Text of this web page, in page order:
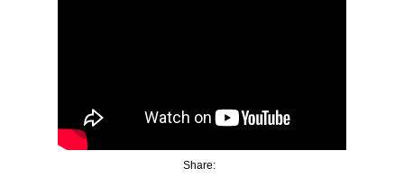
Share: